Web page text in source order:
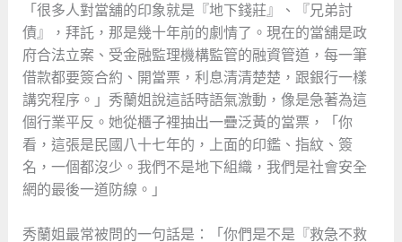
「很多人對當舖的印象就是『地下錢莊』、『兄弟討
債』，拜託，那是幾十年前的劇情了。現在的當舖是政
府合法立案、受金融監理機構監管的融資管道，每一筆
借款都要簽合約、開當票，利息清清楚楚，跟銀行一樣
講究程序。」秀蘭姐說這話時語氣激動，像是急著為這
個行業平反。她從櫃子裡抽出一疊泛黃的當票，「你
看，這張是民國八十七年的，上面的印鑑、指紋、簽
名，一個都沒少。我們不是地下組織，我們是社會安全
網的最後一道防線。」
秀蘭姐最常被問的一句話是：「你們是不是『救急不救